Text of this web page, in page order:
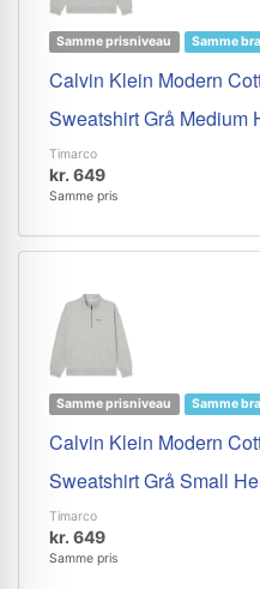
Samme prisniveau Samme
Calvin Klein Modern
Sweatshirt Grå Medium
Timarco
kr. 649
Samme pris
Samme prisniveau Samme
Calvin Klein Modern
Sweatshirt Grå Small
Timarco
kr. 649
Samme pris